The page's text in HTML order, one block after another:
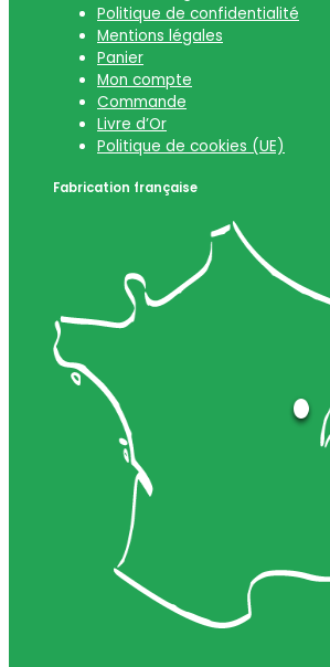
Politique de confidentialité
Mentions légales
Panier
Mon compte
Commande
Livre d’Or
Politique de cookies (UE)
Fabrication française